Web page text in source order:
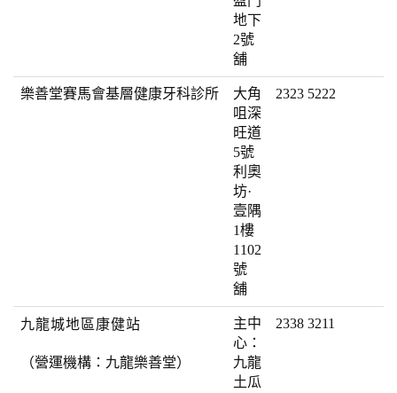
地下
2號
舖
樂善堂賽馬會基層健康牙科診所
大角
咀深
旺道
5號
利奧
坊·
壹隅
1樓
1102
號
舖
2323 5222
九龍城地區康健站
（營運機構：九龍樂善堂）
主中
心：
九龍
土瓜
2338 3211